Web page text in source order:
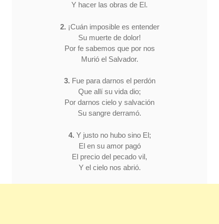
Y hacer las obras de El.
2. ¡Cuán imposible es entender
Su muerte de dolor!
Por fe sabemos que por nos
Murió el Salvador.
3. Fue para darnos el perdón
Que allí su vida dio;
Por darnos cielo y salvación
Su sangre derramó.
4. Y justo no hubo sino El;
El en su amor pagó
El precio del pecado vil,
Y el cielo nos abrió.